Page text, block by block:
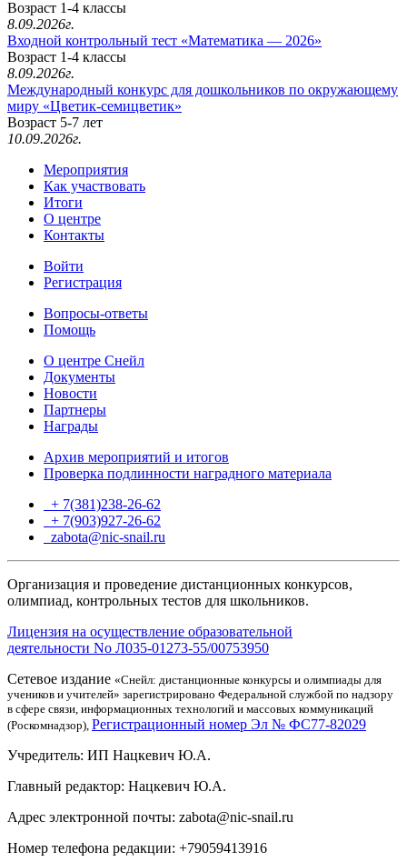
Возраст 1-4 классы
8.09.2026г.
Входной контрольный тест «Математика — 2026»
Возраст 1-4 классы
8.09.2026г.
Международный конкурс для дошкольников по окружающему
миру «Цветик-семицветик»
Возраст 5-7 лет
10.09.2026г.
Мероприятия
Как участвовать
Итоги
О центре
Контакты
Войти
Регистрация
Вопросы-ответы
Помощь
О центре Снейл
Документы
Новости
Партнеры
Награды
Архив мероприятий и итогов
Проверка подлинности наградного материала
+ 7(381)238-26-62
+ 7(903)927-26-62
zabota@nic-snail.ru
Организация и проведение дистанционных конкурсов,
олимпиад, контрольных тестов для школьников.
Лицензия на осуществление образовательной
деятельности No Л035-01273-55/00753950
Сетевое издание «Снейл: дистанционные конкурсы и олимпиады для
учеников и учителей» зарегистрировано Федеральной службой по надзору
в сфере связи, информационных технологий и массовых коммуникаций
(Роскомнадзор), Регистрационный номер Эл № ФС77-82029
Учредитель: ИП Нацкевич Ю.А.
Главный редактор: Нацкевич Ю.А.
Адрес электронной почты: zabota@nic-snail.ru
Номер телефона редакции: +79059413916